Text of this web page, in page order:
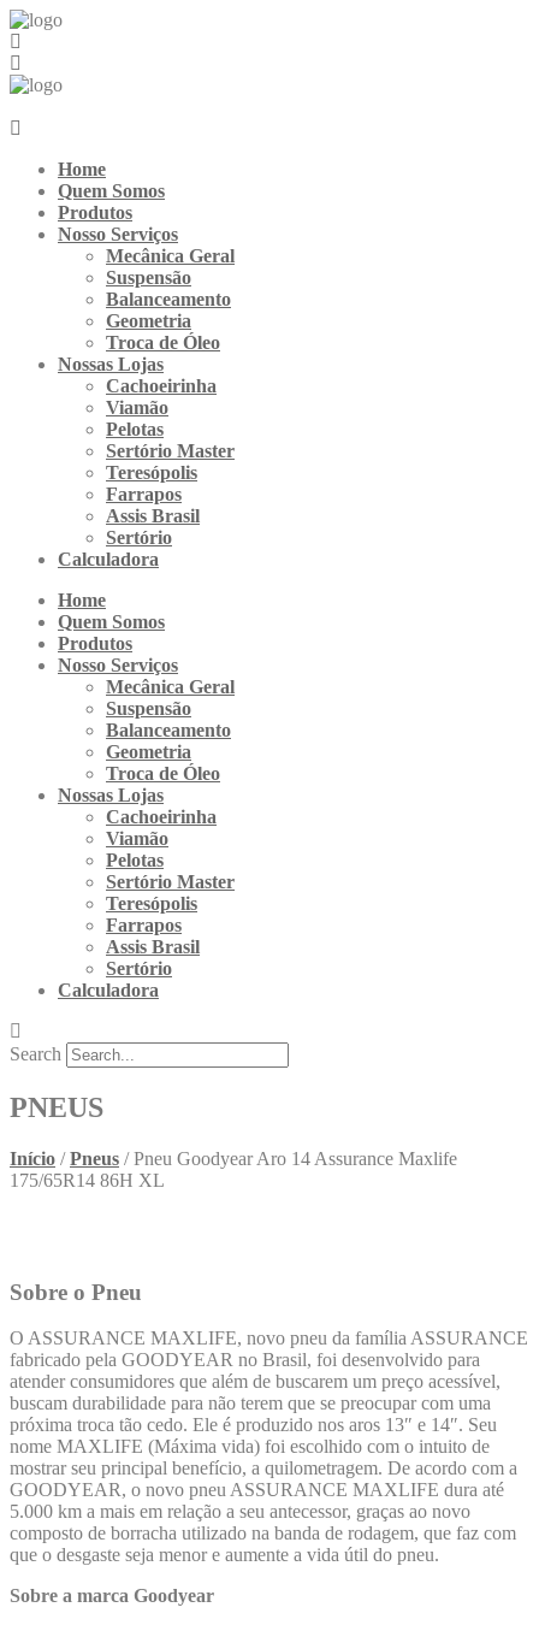
Ir
para
o
conteúdo
Home
Quem Somos
Produtos
Nosso Serviços
Mecânica Geral
Suspensão
Balanceamento
Geometria
Troca de Óleo
Nossas Lojas
Cachoeirinha
Viamão
Pelotas
Sertório Master
Teresópolis
Farrapos
Assis Brasil
Sertório
Calculadora
Home
Quem Somos
Produtos
Nosso Serviços
Mecânica Geral
Suspensão
Balanceamento
Geometria
Troca de Óleo
Nossas Lojas
Cachoeirinha
Viamão
Pelotas
Sertório Master
Teresópolis
Farrapos
Assis Brasil
Sertório
Calculadora
Search
PNEUS
Início /Pneus / Pneu Goodyear Aro 14 Assurance Maxlife
175/65R14 86H XL
Sobre o Pneu
O ASSURANCE MAXLIFE, novo pneu da família ASSURANCE
fabricado pela GOODYEAR no Brasil, foi desenvolvido para
atender consumidores que além de buscarem um preço acessível,
buscam durabilidade para não terem que se preocupar com uma
próxima troca tão cedo. Ele é produzido nos aros 13″ e 14″. Seu
nome MAXLIFE (Máxima vida) foi escolhido com o intuito de
mostrar seu principal benefício, a quilometragem. De acordo com a
GOODYEAR, o novo pneu ASSURANCE MAXLIFE dura até
5.000 km a mais em relação a seu antecessor, graças ao novo
composto de borracha utilizado na banda de rodagem, que faz com
que o desgaste seja menor e aumente a vida útil do pneu.
Sobre a marca Goodyear